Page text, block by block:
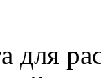
для